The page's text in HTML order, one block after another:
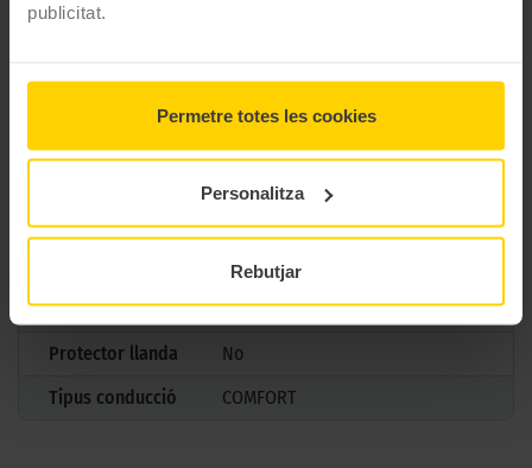
publicitat.
Permetre totes les cookies
Personalitza
Rebutjar
Estació
No
Marcatge
Reforçada
XL Reforzado
adicional
Protector llanda
No
Tipus conducció
COMFORT